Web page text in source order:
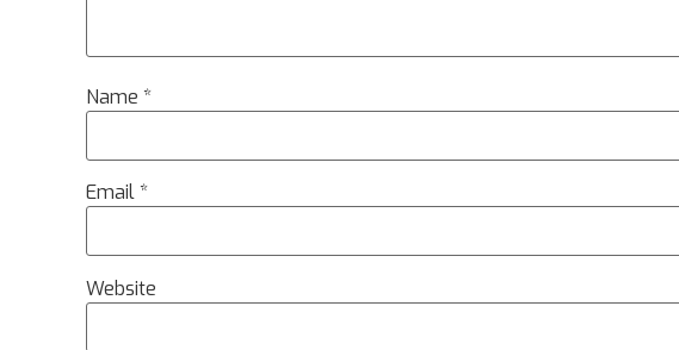
Name *
Email*
Website